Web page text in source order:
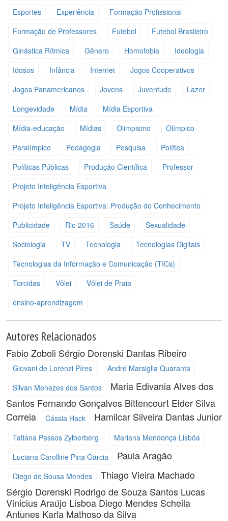
Esportes
Experiência
Formação Profissional
Formação de Professores
Futebol
Futebol Brasileiro
Ginástica Rítmica
Gênero Homofobia
Ideologia
Idosos
Infância Internet
Jogos Cooperativos
Jogos Panamericanos
Jovens Juventude
Lazer
Longevidade
Mídia
Mídia Esportiva
Mídia-educação
Mídias Olimpismo
Olímpico
Paralímpico
Pedagogia Pesquisa
Política
Políticas Públicas
Produção Científica
Professor
Projeto Inteligência Esportiva
Projeto Inteligência Esportiva: Produção do Conhecimento
Publicidade
Rio 2016 Saúde
Sexualidade
Sociologia
TV Tecnologia
Tecnologias Digitais
Tecnologias da Informação e Comunicação (TICs)
Torcidas
Vôlei
Vôlei de Praia
ensino-aprendizagem
Autores Relacionados
Fabio Zoboli Sérgio Dorenski Dantas Ribeiro
Giovani de Lorenzi Píres
André Marsiglia Quaranta
Silvan Menezes dos Santos
Maria Edivania Alves dos
Santos Fernando Gonçalves Bittencourt Elder Silva
Correia
Cássia Hack Hamilcar Silveira Dantas Junior
Tatiana Passos Zylberberg
Mariana Mendonça Lisbôa
Luciana Carolline Pina Garcia
Paula Aragão
Diego de Sousa Mendes
Thiago Vieira Machado
Sérgio Dorenski Rodrigo de Souza Santos Lucas
Vinicius Araújo Lisboa Diego Mendes Scheila
Antunes Karla Mathoso da Silva